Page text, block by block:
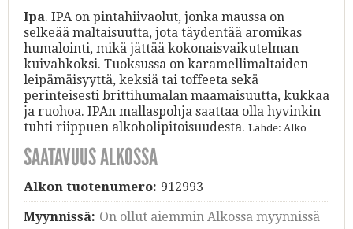
Ipa. IPA on pintahiivaolut, jonka maussa on
selkeää maltaisuutta, jota täydentää aromikas
humalointi, mikä jättää kokonaisvaikutelman
kuivahkoksi. Tuoksussa on karamellimaltaiden
leipämäisyyttä, keksiä tai toffeeta sekä
perinteisesti brittihumalan maamaisuutta, kukkaa
ja ruohoa. IPAn mallaspohja saattaa olla hyvinkin
tuhti riippuen alkoholipitoisuudesta. Lähde: Alko
SAATAVUUS ALKOSSA
Alkon tuotenumero: 912993
Myynnissä: On ollut aiemmin Alkossa myynnissä